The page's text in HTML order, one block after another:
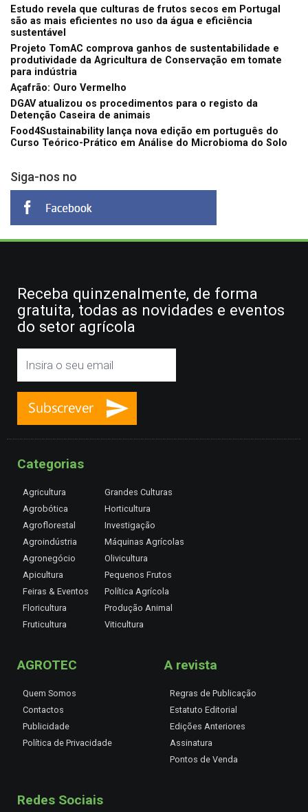
Estudo revela que culturas de frutos secos em Portugal
são as mais eficientes no uso da água e eficiência
sustentável
Projeto TomAC comprova ganhos de sustentabilidade e
produtividade da Agricultura de Conservação em tomate
para indústria
Açafrão: Ouro Vermelho
DGAV atualizou os procedimentos para o registo da
Detenção Caseira de animais
Food4Sustainability lança nova edição em português do
Curso Teórico-Prático em Análise do Microbioma do Solo
Siga-nos no
Receba quinzenalmente, de forma
gratuita, todas as novidades e eventos
do setor agrícola
Categorias
Agricultura
Agrobótica
Agroflorestal
Agroindústria
Agronegócio
Apicultura
Feiras & Eventos
Floricultura
Fruticultura
Grandes Culturas
Horticultura
Investigação
Máquinas Agrícolas
Olivicultura
Pequenos Frutos
Política Agrícola
Produção Animal
Viticultura
AGROTEC
Quem Somos
Contactos
Publicidade
Política de Privacidade
A revista
Regras de Publicação
Estatuto Editorial
Edições Anteriores
Assinatura
Pontos de Venda
Redes Sociais